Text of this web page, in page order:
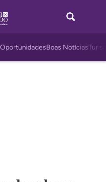
OportunidadesBoas Notícias